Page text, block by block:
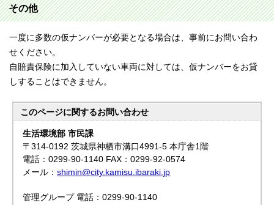
その他
一度に多数の仮ナンバーが必要となる場合は、事前にお問い合わ
せください。
自賠責保険に加入していない車両に対しては、仮ナンバーをお貸
しすることはできません。
このページに関するお問い合わせ
生活環境部 市民課
〒314-0192 茨城県神栖市溝口4991-5 本庁舎1階
電話：0299-90-1140 FAX：0299-92-0574
メール：shimin@city.kamisu.ibaraki.jp
管理グループ 電話：0299-90-1140